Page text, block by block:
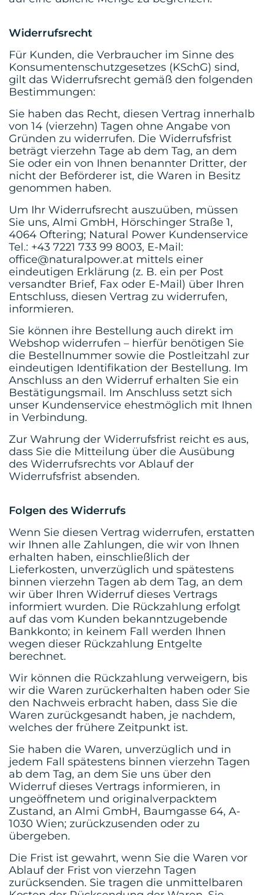
Widerrufsrecht
Für Kunden, die Verbraucher im Sinne des
Konsumentenschutzgesetzes (KSchG) sind,
gilt das Widerrufsrecht gemäß den folgenden
Bestimmungen:
Sie haben das Recht, diesen Vertrag innerhalb
von 14 (vierzehn) Tagen ohne Angabe von
Gründen zu widerrufen. Die Widerrufsfrist
beträgt vierzehn Tage ab dem Tag, an dem
Sie oder ein von Ihnen benannter Dritter, der
nicht der Beförderer ist, die Waren in Besitz
genommen haben.
Um Ihr Widerrufsrecht auszuüben, müssen
Sie uns, Almi GmbH, Hörschinger Straße 1,
4064 Oftering; Natural Power Kundenservice
Tel.: +43 7221 733 99 8003, E-Mail:
office@naturalpower.at mittels einer
eindeutigen Erklärung (z. B. ein per Post
versandter Brief, Fax oder E-Mail) über Ihren
Entschluss, diesen Vertrag zu widerrufen,
informieren.
Sie können ihre Bestellung auch direkt im
Webshop widerrufen – hierfür benötigen Sie
die Bestellnummer sowie die Postleitzahl zur
eindeutigen Identifikation der Bestellung. Im
Anschluss an den Widerruf erhalten Sie ein
Bestätigungsmail. Im Anschluss setzt sich
unser Kundenservice ehestmöglich mit Ihnen
in Verbindung.
Zur Wahrung der Widerrufsfrist reicht es aus,
dass Sie die Mitteilung über die Ausübung
des Widerrufsrechts vor Ablauf der
Widerrufsfrist absenden.
Folgen des Widerrufs
Wenn Sie diesen Vertrag widerrufen, erstatten
wir Ihnen alle Zahlungen, die wir von Ihnen
erhalten haben, einschließlich der
Lieferkosten, unverzüglich und spätestens
binnen vierzehn Tagen ab dem Tag, an dem
wir über Ihren Widerruf dieses Vertrags
informiert wurden. Die Rückzahlung erfolgt
auf das vom Kunden bekanntzugebende
Bankkonto; in keinem Fall werden Ihnen
wegen dieser Rückzahlung Entgelte
berechnet.
Wir können die Rückzahlung verweigern, bis
wir die Waren zurückerhalten haben oder Sie
den Nachweis erbracht haben, dass Sie die
Waren zurückgesandt haben, je nachdem,
welches der frühere Zeitpunkt ist.
Sie haben die Waren, unverzüglich und in
jedem Fall spätestens binnen vierzehn Tagen
ab dem Tag, an dem Sie uns über den
Widerruf dieses Vertrags informieren, in
ungeöffnetem und originalverpacktem
Zustand, an Almi GmbH, Baumgasse 64, A-
1030 Wien; zurückzusenden oder zu
übergeben.
Die Frist ist gewahrt, wenn Sie die Waren vor
Ablauf der Frist von vierzehn Tagen
zurücksenden. Sie tragen die unmittelbaren